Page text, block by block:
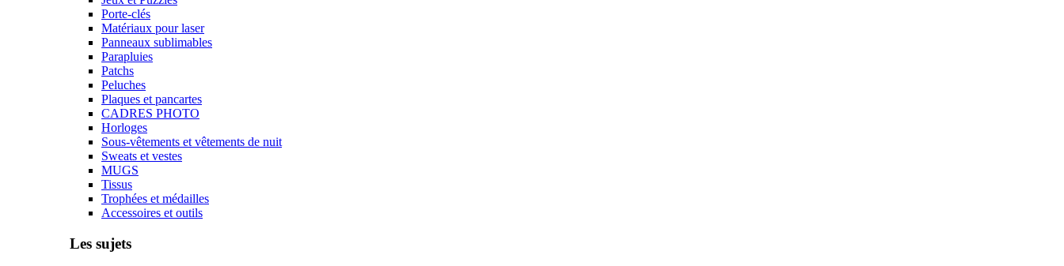
Porte-clés
Matériaux pour laser
Panneaux sublimables
Parapluies
Patchs
Peluches
Plaques et pancartes
CADRES PHOTO
Horloges
Sous-vêtements et vêtements de nuit
Sweats et vestes
MUGS
Tissus
Trophées et médailles
Accessoires et outils
Les sujets